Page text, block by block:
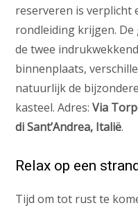
reserveren is verplicht
rondleiding krijgen. De
de twee
binnenplaats,
natuurlijk de
kasteel. Adres:Via
di Sant’Andrea, Italië.
Relax op een
Tijd om tot rust te